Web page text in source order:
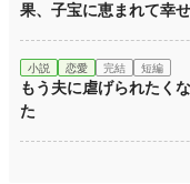
果、子宝に恵まれて幸
小説 恋愛 完結 短編
もう夫に虐げられたく
た